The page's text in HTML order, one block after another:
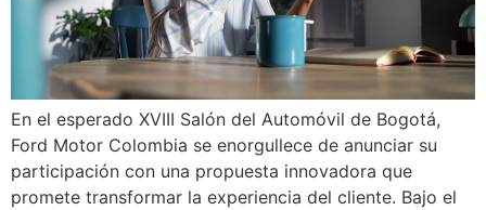
En el esperado XVIII Salón del Automóvil de Bogotá,
Ford Motor Colombia se enorgullece de anunciar su
participación con una propuesta innovadora que
promete transformar la experiencia del cliente. Bajo el